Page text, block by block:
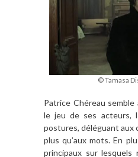
© Tamasa
Patrice Chéreau
le jeu de ses acteurs,
postures, déléguant aux
plus qu’aux mots. En
principaux sur lesquels